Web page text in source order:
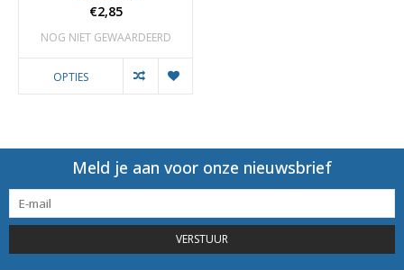
€2,85
NOG NIET GEWAARDEERD
OPTIES
Meld je aan voor onze nieuwsbrief
VERSTUUR